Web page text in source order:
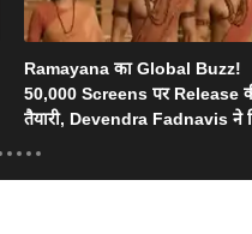
Ramayana का Global Buzz!
50,000 Screens पर Release
तैयारी, Devendra Fadnavis ने